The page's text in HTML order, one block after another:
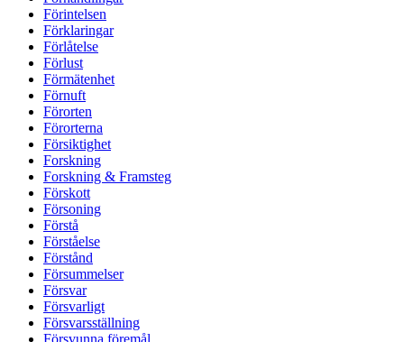
Förintelsen
Förklaringar
Förlåtelse
Förlust
Förmätenhet
Förnuft
Förorten
Förorterna
Försiktighet
Forskning
Forskning & Framsteg
Förskott
Försoning
Förstå
Förståelse
Förstånd
Försummelser
Försvar
Försvarligt
Försvarsställning
Försvunna föremål